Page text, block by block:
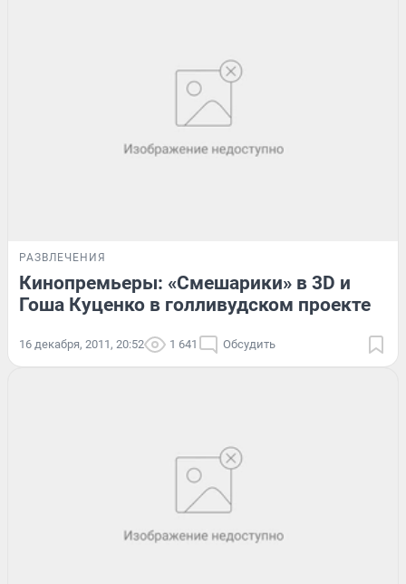
РАЗВЛЕЧЕНИЯ
Кинопремьеры: «Смешарики» в 3D и
Гоша Куценко в голливудском проекте
16 декабря, 2011, 20:52 1 641 Обсудить